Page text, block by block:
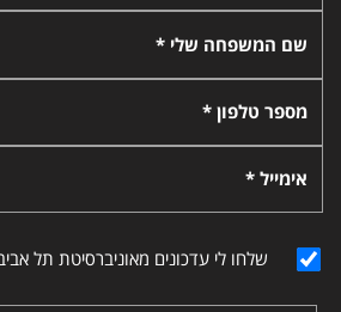
שם המשפחה שלי *
מספר טלפון *
אימייל *
שלחו לי עדכונים מאוניברסיטת תל